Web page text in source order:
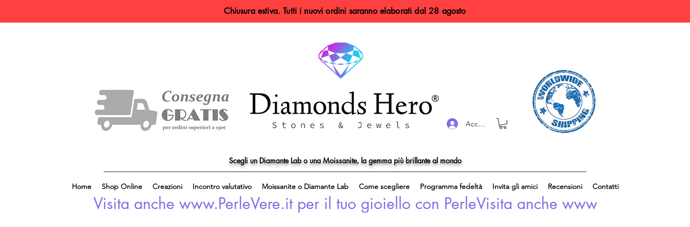
Chiusura estiva. Tutti i nuovi ordini saranno elaborati dal 28 agosto
Accedi
Scegli un Diamante Lab o una Moissanite, la gemma più brillante al mondo
Home Shop Online Creazioni Incontro valutativo Moissanite o Diamante Lab Come scegliere Programma fedeltà Invita gli amici Recensioni Contatti
Visita anche www.PerleVere.it per il tuo gioiello con Perle